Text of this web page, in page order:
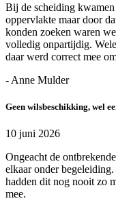
Bij de scheiding
oppervlakte maar door
konden zoeken waren
volledig onpartijdig.
daar werd correct mee
- Anne Mulder
Geen wilsbeschikking, wel
10 juni 2026
Ongeacht de
elkaar onder
hadden dit nog nooit zo
mee.